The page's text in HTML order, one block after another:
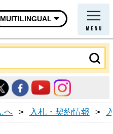
MUITILINGUAL
へ > 入札・契約情報 >